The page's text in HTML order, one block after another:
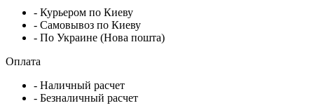
- Курьером по Киеву
- Самовывоз по Киеву
- По Украине (Нова пошта)
Оплата
- Наличный расчет
- Безналичный расчет